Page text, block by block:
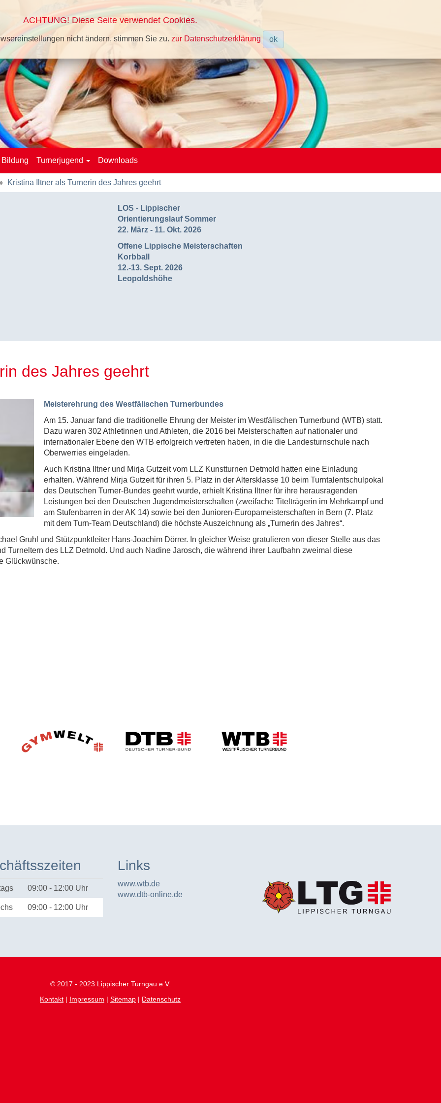
ACHTUNG! Diese Seite verwendet Cookies.
nicht ändern, stimmen Sie zu. zur Datenschutzerklärung ok
Bildung Turnerjugend Downloads
Kristina Iltner als Turnerin des Jahres geehrt
LOS - Lippischer
Orientierungslauf Sommer
22. März - 11. Okt. 2026
Offene Lippische Meisterschaften
Korbball
12.-13. Sept. 2026
Leopoldshöhe
des Jahres geehrt
Meisterehrung des Westfälischen Turnerbundes
Am 15. Januar fand die traditionelle Ehrung der Meister im Westfälischen Turnerbund (WTB) statt.
Dazu waren 302 Athletinnen und Athleten, die 2016 bei Meisterschaften auf nationaler und
internationaler Ebene den WTB erfolgreich vertreten haben, in die die Landesturnschule nach
Oberwerries eingeladen.
Auch Kristina Iltner und Mirja Gutzeit vom LLZ Kunstturnen Detmold hatten eine Einladung
erhalten. Während Mirja Gutzeit für ihren 5. Platz in der Altersklasse 10 beim Turntalentschulpokal
des Deutschen Turner-Bundes geehrt wurde, erhielt Kristina Iltner für ihre herausragenden
Leistungen bei den Deutschen Jugendmeisterschaften (zweifache Titelträgerin im Mehrkampf und
am Stufenbarren in der AK 14) sowie bei den Junioren-Europameisterschaften in Bern (7. Platz
mit dem Turn-Team Deutschland) die höchste Auszeichnung als „Turnerin des Jahres“.
Gruhl und Stützpunktleiter Hans-Joachim Dörrer. In gleicher Weise gratulieren von dieser Stelle aus das
Turneltern des LLZ Detmold. Und auch Nadine Jarosch, die während ihrer Laufbahn zweimal diese
Glückwünsche.
09:00 - 12:00 Uhr
09:00 - 12:00 Uhr
Links
www.wtb.de
www.dtb-online.de
© 2017 - 2023 Lippischer Turngau e.V.
Kontakt | Impressum | Sitemap | Datenschutz